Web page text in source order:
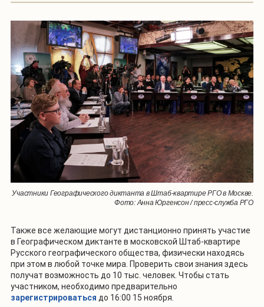
Участники Географического диктанта в Штаб-квартире РГО в Москве.
Фото: Анна Юргенсон / пресс-служба РГО
Также все желающие могут дистанционно принять участие
в Географическом диктанте в московской Штаб-квартире
Русского географического общества, физически находясь
при этом в любой точке мира. Проверить свои знания здесь
получат возможность до 10 тыс. человек. Чтобы стать
участником, необходимо предварительно
зарегистрироваться до 16:00 15 ноября.